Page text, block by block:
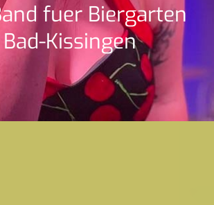
fuer Biergarten
Kissingen